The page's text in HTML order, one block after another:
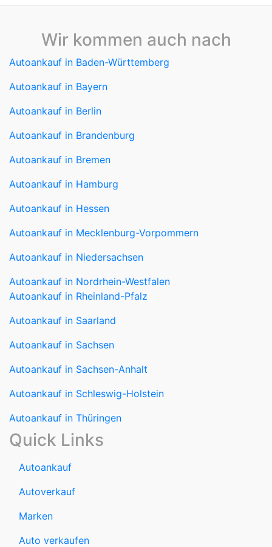
Wir kommen auch nach
Autoankauf in Baden-Württemberg
Autoankauf in Bayern
Autoankauf in Berlin
Autoankauf in Brandenburg
Autoankauf in Bremen
Autoankauf in Hamburg
Autoankauf in Hessen
Autoankauf in Mecklenburg-Vorpommern
Autoankauf in Niedersachsen
Autoankauf in Nordrhein-Westfalen
Autoankauf in Rheinland-Pfalz
Autoankauf in Saarland
Autoankauf in Sachsen
Autoankauf in Sachsen-Anhalt
Autoankauf in Schleswig-Holstein
Autoankauf in Thüringen
Quick Links
Autoankauf
Autoverkauf
Marken
Auto verkaufen